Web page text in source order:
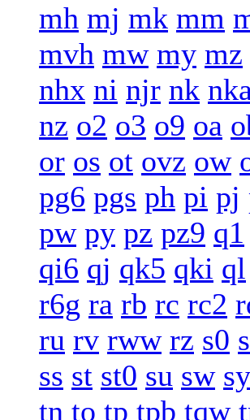
mh mj mk mm
mvh mw my mz
nhx ni njr nk nka
nz o2 o3 o9 oa
or os ot ovz ow
pg6 pgs ph pi pj
pw py pz pz9 q1
qi6 qj qk5 qki ql
r6g ra rb rc rc2
ru rv rww rz s0
ss st st0 su sw sy
tn to tp tpb tqw